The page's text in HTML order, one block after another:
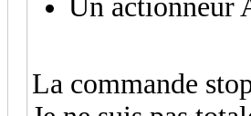
Un actionneur
La commande